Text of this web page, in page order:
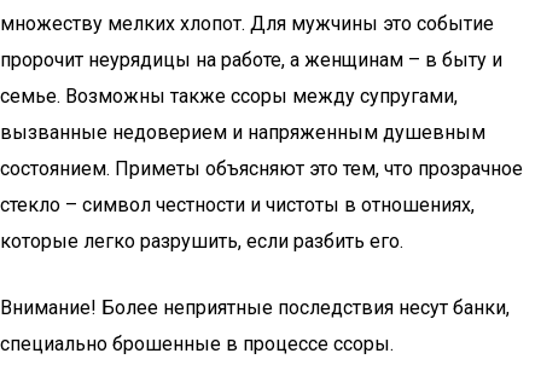
множеству мелких хлопот. Для мужчины это событие
пророчит неурядицы на работе, а женщинам – в быту и
семье. Возможны также ссоры между супругами,
вызванные недоверием и напряженным душевным
состоянием. Приметы объясняют это тем, что прозрачное
стекло – символ честности и чистоты в отношениях,
которые легко разрушить, если разбить его.
Внимание! Более неприятные последствия несут банки,
специально брошенные в процессе ссоры.